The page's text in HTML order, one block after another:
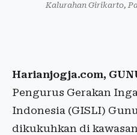
Kalurahan Girikarto,
Harianjogja.com,
Pengurus Gerakan
Indonesia (GISLI)
dikukuhkan di